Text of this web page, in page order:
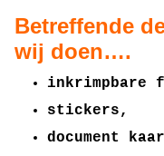
Betreffende
wij doen….
inkrimpbare
stickers,
document